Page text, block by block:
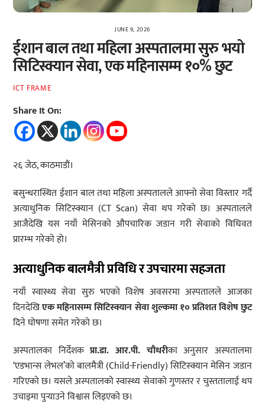
JUNE 9, 2026
ईशान बाल तथा महिला अस्पतालमा सुरु भयो
सिटिस्क्यान सेवा, एक महिनासम्म १०% छुट
ICT FRAME
Share It On:
२६ जेठ, काठमाडौं।
बसुन्धरास्थित ईशान बाल तथा महिला अस्पतालले आफ्नो सेवा विस्तार गर्दै
अत्याधुनिक सिटिस्क्यान (CT Scan) सेवा थप गरेको छ। अस्पतालले
आजैदेखि यस नयाँ मेसिनको औपचारिक जडान गरी सेवाको विधिवत
प्रारम्भ गरेको हो।
अत्याधुनिक बालमैत्री प्रविधि र उपचारमा सहजता
नयाँ स्वास्थ्य सेवा सुरु भएको विशेष अवसरमा अस्पतालले आजका
दिनदेखिएक महिनासम्म सिटिस्क्यान सेवा शुल्कमा १० प्रतिशत विशेष छुट
दिने घोषणा समेत गरेको छ।
अस्पतालका निर्देशकप्रा.डा. आर.पी. चौधरीका अनुसार अस्पतालमा
‘एडभान्स लेभल’को बालमैत्री (Child-Friendly) सिटिस्क्यान मेसिन जडान
गरिएको छ। यसले अस्पतालको स्वास्थ्य सेवाको गुणस्तर र चुस्ततालाई थप
उचाइमा पुर्‍याउने विश्वास लिइएको छ।